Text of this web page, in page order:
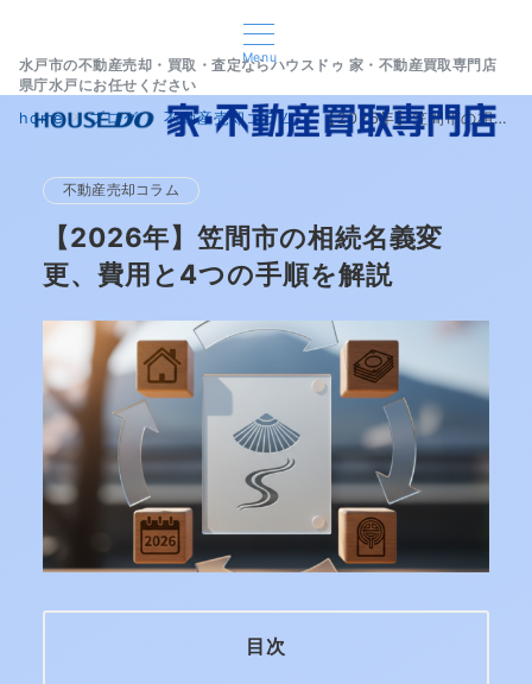
Menu
水戸市の不動産売却・買取・査定ならハウスドゥ 家・不動産買取専門店
県庁水戸にお任せください
home ブログ 不動産売却コラム 【2026年】笠間市の相続名義変更、費用と4つの手順を解説
不動産売却コラム
【2026年】笠間市の相続名義変
更、費用と4つの手順を解説
目次